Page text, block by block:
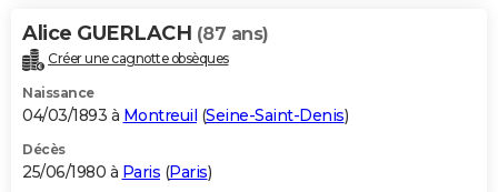
Alice GUERLACH (87 ans)
Créer une cagnotte obsèques
Naissance
04/03/1893 à Montreuil (Seine-Saint-Denis)
Décès
25/06/1980 à Paris (Paris)